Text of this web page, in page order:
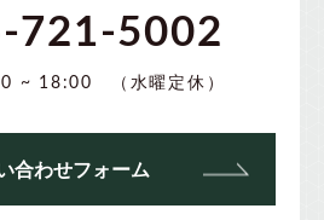
721-5002
~ 18:00 （水曜定休）
合わせフォーム